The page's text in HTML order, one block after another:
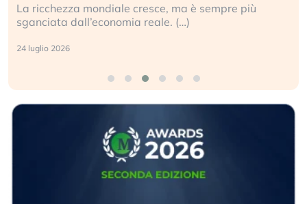
Gli investitori tech continuano a ignorare il rischio
geopolitico: il (…)
17 luglio 2026